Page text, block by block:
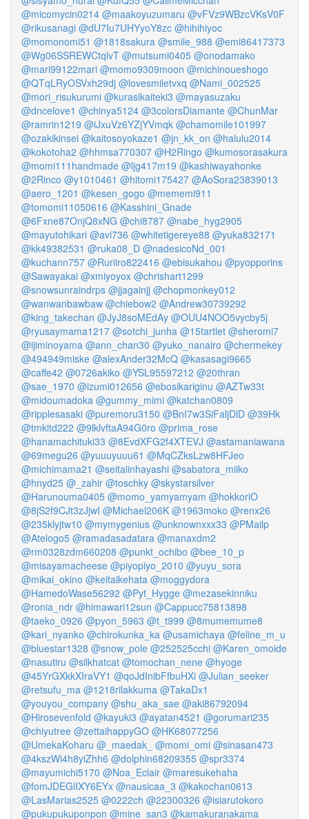
@micomycin0214 @maakoyuzumaru @vFVz9WBzcVKsV0F
@rikusanagi @dU7Iu7UHYyoY8zc @hihihiyoc
@momonomi51 @1818sakura @smile_988 @emi86417373
@Wg06SSREWCtqlvT @mutsumi0405 @onodamako
@mari99122mari @momo9309moon @michinoueshogo
@QTqLRyOSVxh29dj @lovesmiletvxq @Nami_002525
@mori_risukurumi @kurasikaiteki3 @mayasuzaku
@dncelove1 @chinya5124 @3colorsDiamante @ChunMar
@ramrin1219 @iJxuVz6YZjYVmqk @chamomile101997
@ozakikinsei @kaitosoyokaze1 @jn_kk_on @halulu2014
@kokotoha2 @hhmsa770307 @H2Ringo @kumosorasakura
@momi111handmade @ljg417m19 @kashiwayahonke
@2Rinco @y1010461 @hitomi175427 @AoSora23839013
@aero_1201 @kesen_gogo @mememi911
@tomomi11050616 @Kasshini_Gnade
@6Fxne87OnjQ8xNG @chi8787 @nabe_hyg2905
@mayutohikari @avi736 @whitetigereye88 @yuka832171
@kk49382531 @ruka08_D @nadesicoNd_001
@kuchann757 @Ruriiro822416 @ebisukahou @pyopporins
@Sawayakai @xmiyoyox @chrishart1299
@snowsunraindrps @jjagainjj @chopmonkey012
@wanwanbawbaw @chiebow2 @Andrew30739292
@king_takechan @JyJ8soMEdAy @OUU4NOO5vycby5j
@ryusaymama1217 @sotchi_junha @15tartlet @sheromi7
@ijiminoyama @ann_chan30 @yuko_nanairo @chermekey
@494949miske @alexAnder32McQ @kasasagi9665
@caffe42 @0726akiko @YSL95597212 @20thran
@sae_1970 @izumi012656 @ebosikariginu @AZTw33t
@midoumadoka @gummy_mimi @katchan0809
@ripplesasaki @puremoru3150 @BnI7w3SiFaljDlD @39Hk
@tmkitd222 @9lklvftaA94G0ro @prima_rose
@hanamachituki33 @8EvdXFG2f4XTEVJ @astamaniawana
@69megu26 @yuuuyuuu61 @MqCZksLzw8HFJeo
@michimama21 @seitaiinhayashi @sabatora_miiko
@hnyd25 @_zahir @toschky @skystarsilver
@Harunouma0405 @momo_yamyamyam @hokkoriO
@8jS2f9CJt3zJjwI @Michael206K @1963moko @renx26
@235klyjtw10 @mymygenius @unknownxxx33 @PMailp
@Atelogo5 @ramadasadatara @manaxdm2
@rm0328zdm660208 @punkt_ochibo @bee_10_p
@misayamacheese @piyopiyo_2010 @yuyu_sora
@mikai_okino @keitaikehata @moggydora
@HamedoWase56292 @Pyt_Hygge @mezasekinniku
@ronia_ndr @himawari12sun @Cappucc75813898
@taeko_0926 @pyon_5963 @t_t999 @8mumemume8
@kari_nyanko @chirokunka_ka @usamichaya @feline_m_u
@bluestar1328 @snow_pole @252525cchi @Karen_omoide
@nasutiru @silkhatcat @tomochan_nene @hyoge
@45YrGXkkXIraVY1 @qoJdInibFfbuHXi @Julian_seeker
@retsufu_ma @1218rilakkuma @TakaDx1
@youyou_company @shu_aka_sae @aki86792094
@Hirosevenfold @kayuki3 @ayatan4521 @gorumari235
@chiyutree @zettaihappyGO @HK68077256
@UmekaKoharu @_maedak_ @momi_omi @sinasan473
@4kszWi4h8yiZhh6 @dolphin68209355 @spr3374
@mayumichi5170 @Noa_Eclair @maresukehaha
@fomJDEGlIXY6EYx @nausicaa_3 @kakochan0613
@LasMarias2525 @0222ch @22300326 @isiarutokoro
@pukupukuponpon @mine_san3 @kamakuranakama